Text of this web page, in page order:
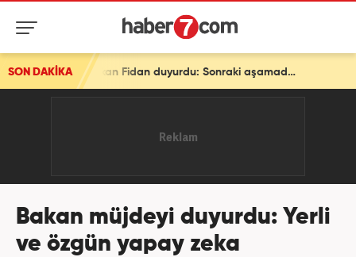
SON DAKİKA Son dakika: Ve bir ülke daha ittifaka katılıyor! Bakan Fidan duyurdu: Sonraki aşamada...
Bakan müjdeyi duyurdu: Yerli
ve özgün yapay zeka